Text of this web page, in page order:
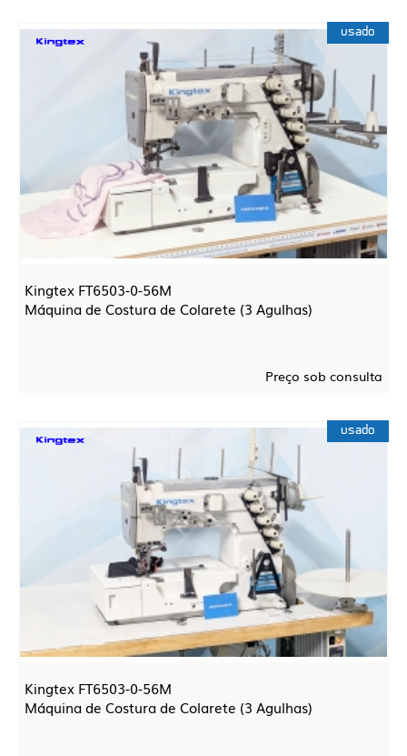
usado
Kingtex FT6503-0-56M
Máquina de Costura de Colarete (3 Agulhas)
Preço sob consulta
usado
Kingtex FT6503-0-56M
Máquina de Costura de Colarete (3 Agulhas)